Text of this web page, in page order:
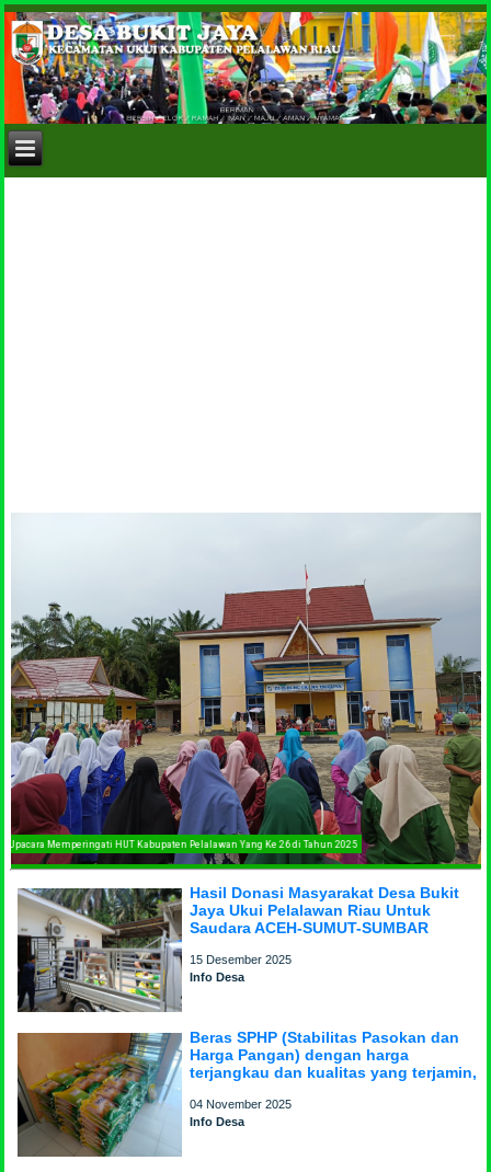
Upacara Memperingati HUT Kabupaten Pelalawan Yang Ke 26 di Tahun 2025
Hasil Donasi Masyarakat Desa Bukit
Jaya Ukui Pelalawan Riau Untuk
Saudara ACEH-SUMUT-SUMBAR
15 Desember 2025
Info Desa
Beras SPHP (Stabilitas Pasokan dan
Harga Pangan) dengan harga
terjangkau dan kualitas yang terjamin,
04 November 2025
Info Desa